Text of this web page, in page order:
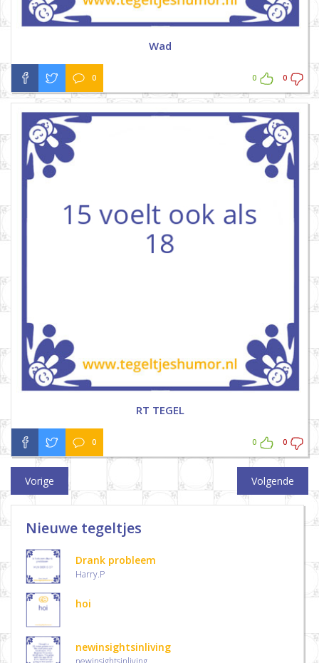
Wad
0 0 0
RT TEGEL
0 0 0
Vorige Volgende
Nieuwe tegeltjes
Drank probleem
Harry.P
hoi
newinsightsinliving